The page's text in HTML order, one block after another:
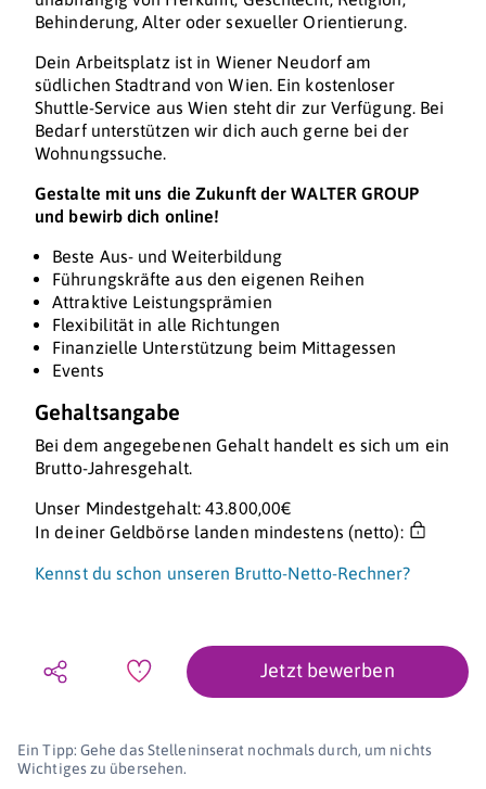
Behinderung, Alter oder sexueller Orientierung.
Dein Arbeitsplatz ist in Wiener Neudorf am
südlichen Stadtrand von Wien. Ein kostenloser
Shuttle-Service aus Wien steht dir zur Verfügung. Bei
Bedarf unterstützen wir dich auch gerne bei der
Wohnungssuche.
Gestalte mit uns die Zukunft der WALTER GROUP
und bewirb dich online!
Beste Aus- und Weiterbildung
Führungskräfte aus den eigenen Reihen
Attraktive Leistungsprämien
Flexibilität in alle Richtungen
Finanzielle Unterstützung beim Mittagessen
Events
Gehaltsangabe
Bei dem angegebenen Gehalt handelt es sich um ein
Brutto-Jahresgehalt.
Unser Mindestgehalt: 43.800,00€
In deiner Geldbörse landen mindestens (netto):
Kennst du schon unseren Brutto-Netto-Rechner?
Jetzt bewerben
Ein Tipp: Gehe das Stelleninserat nochmals durch, um nichts
Wichtiges zu übersehen.